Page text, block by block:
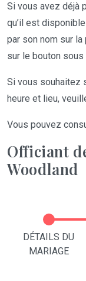
Si vous avez déjà
qu’il est
par son nom sur
sur le bouton
Si vous souhaitez
heure et lieu,
Vous pouvez
Officiant
Woodland
DÉTAILS DU
MARIAGE